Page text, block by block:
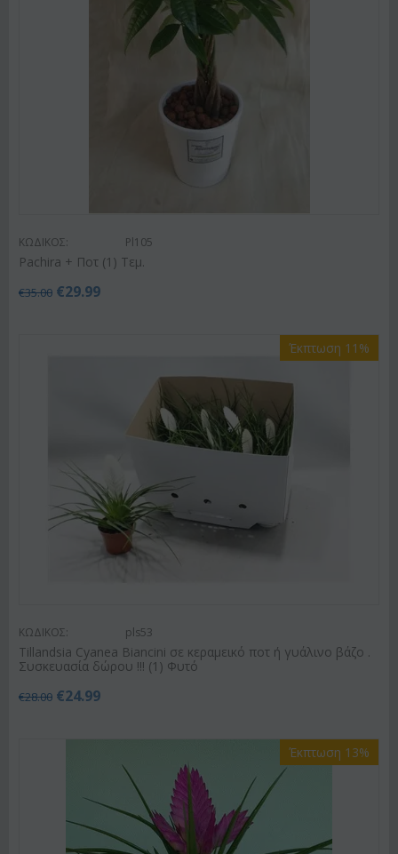
ΚΩΔΙΚΟΣ: Pl105
Pachira + Ποτ (1) Τεμ.
€35.00 €29.99
Έκπτωση 11%
ΚΩΔΙΚΟΣ: pls53
Tillandsia Cyanea Biancini σε κεραμεικό ποτ ή γυάλινο βάζο .
Συσκευασία δώρου !!! (1) Φυτό
€28.00 €24.99
Έκπτωση 13%